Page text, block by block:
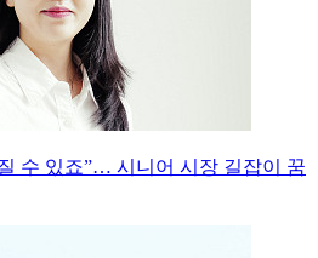
수 있죠”… 시니어 시장 길잡이 꿈